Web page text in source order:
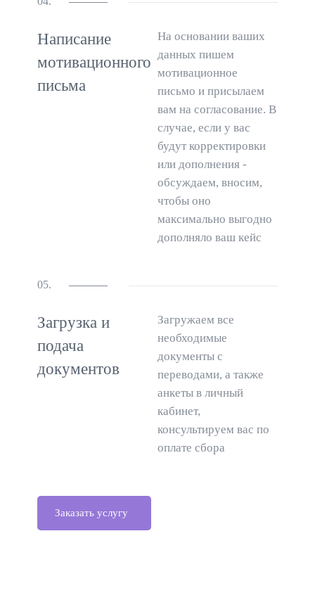
Написание
мотивационного
письма
На основании ваших
данных пишем
мотивационное
письмо и присылаем
вам на согласование. В
случае, если у вас
будут корректировки
или дополнения -
обсуждаем, вносим,
чтобы оно
максимально выгодно
дополняло ваш кейс
05.
Загрузка и
подача
документов
Загружаем все
необходимые
документы с
переводами, а также
анкеты в личный
кабинет,
консультируем вас по
оплате сбора
Заказать услугу